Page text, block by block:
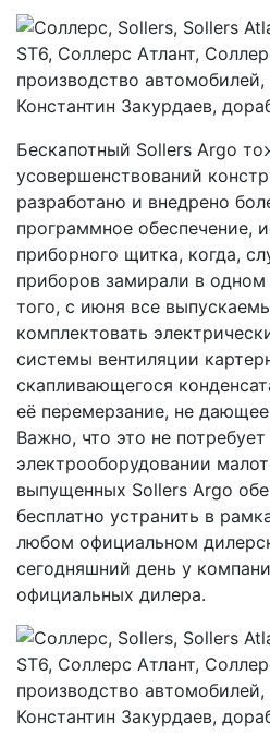
Бескапотный Sollers Argo
усовершенствований
разработано и внедрено
программное обеспечение,
приборного щитка, когда,
приборов замирали в
того, с июня все
комплектовать
системы вентиляции
скапливающегося
её перемерзание, не дающее
Важно, что это не
электрооборудовании
выпущенных Sollers Argo
бесплатно устранить в
любом официальном
сегодняшний день у
официальных дилера.